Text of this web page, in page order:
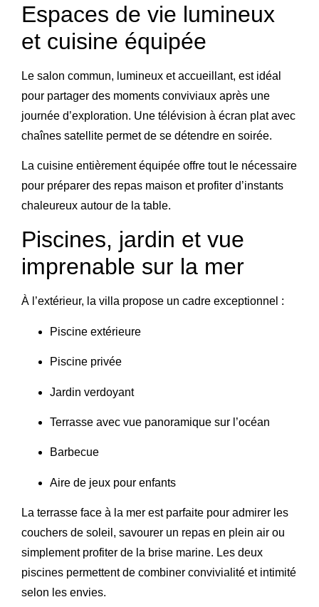
Espaces de vie lumineux
et cuisine équipée
Le salon commun, lumineux et accueillant, est idéal
pour partager des moments conviviaux après une
journée d’exploration. Une télévision à écran plat avec
chaînes satellite permet de se détendre en soirée.
La cuisine entièrement équipée offre tout le nécessaire
pour préparer des repas maison et profiter d’instants
chaleureux autour de la table.
Piscines, jardin et vue
imprenable sur la mer
À l’extérieur, la villa propose un cadre exceptionnel :
Piscine extérieure
Piscine privée
Jardin verdoyant
Terrasse avec vue panoramique sur l’océan
Barbecue
Aire de jeux pour enfants
La terrasse face à la mer est parfaite pour admirer les
couchers de soleil, savourer un repas en plein air ou
simplement profiter de la brise marine. Les deux
piscines permettent de combiner convivialité et intimité
selon les envies.